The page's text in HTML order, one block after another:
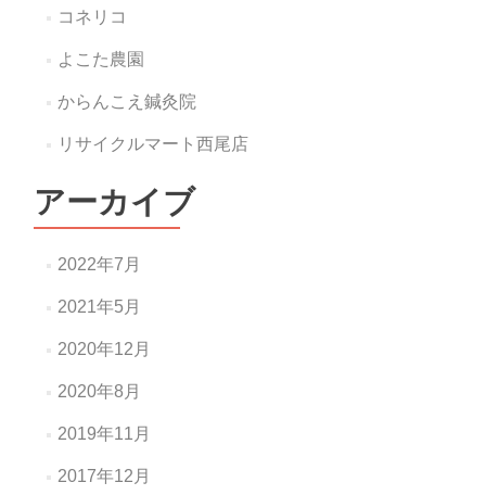
コネリコ
よこた農園
からんこえ鍼灸院
リサイクルマート西尾店
アーカイブ
2022年7月
2021年5月
2020年12月
2020年8月
2019年11月
2017年12月